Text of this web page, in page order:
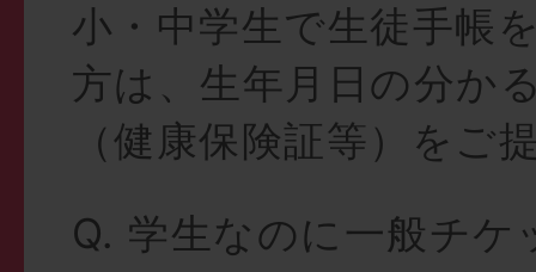
小・中学生で生徒手帳
方は、生年月日の分か
（健康保険証等）をご
Q. 学生なのに一般チケ